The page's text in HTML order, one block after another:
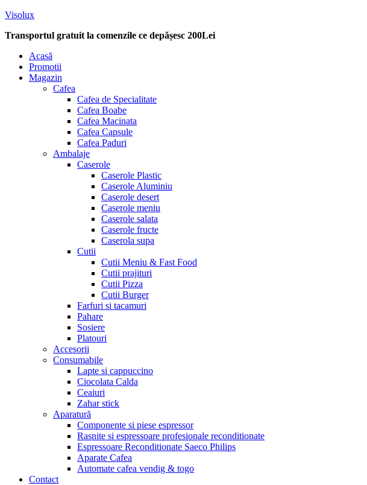
Visolux
Transportul gratuit la comenzile ce depășesc 200Lei
Menu
Acasă
Promotii
Magazin
Cafea
Cafea de Specialitate
Cafea Boabe
Cafea Macinata
Cafea Capsule
Cafea Paduri
Ambalaje
Caserole
Caserole Plastic
Caserole Aluminiu
Caserole desert
Caserole meniu
Caserole salata
Caserole fructe
Caserola supa
Cutii
Cutii Meniu & Fast Food
Cutii prajituri
Cutii Pizza
Cutii Burger
Farfuri si tacamuri
Pahare
Sosiere
Platouri
Accesorii
Consumabile
Lapte si cappuccino
Ciocolata Calda
Ceaiuri
Zahar stick
Aparatură
Componente si piese espressor
Rasnite si espressoare profesionale reconditionate
Espressoare Reconditionate Saeco Philips
Aparate Cafea
Automate cafea vendig & togo
Contact